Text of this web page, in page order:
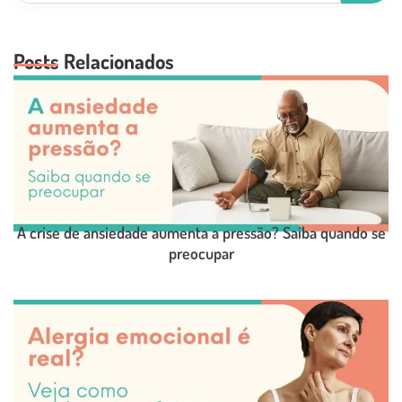
Posts Relacionados
LEIA O POST COMPLETO
A crise de ansiedade aumenta a pressão? Saiba quando se
preocupar